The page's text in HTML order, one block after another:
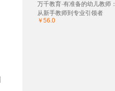
万千教育·有准备的幼儿教师：
从新手教师到专业引领者
￥56.0